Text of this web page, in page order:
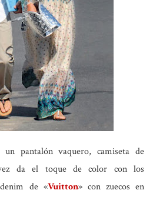
pantalón vaquero, camiseta de
da el toque de color con los
de «Vuitton» con zuecos en